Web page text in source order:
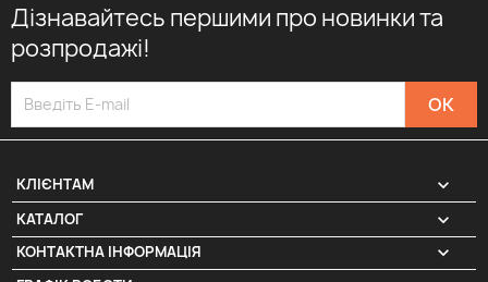
Дізнавайтесь першими про новинки та
розпродажі!
КЛІЄНТАМ 
КАТАЛОГ 
КОНТАКТНА ІНФОРМАЦІЯ keyboard_arrow_down